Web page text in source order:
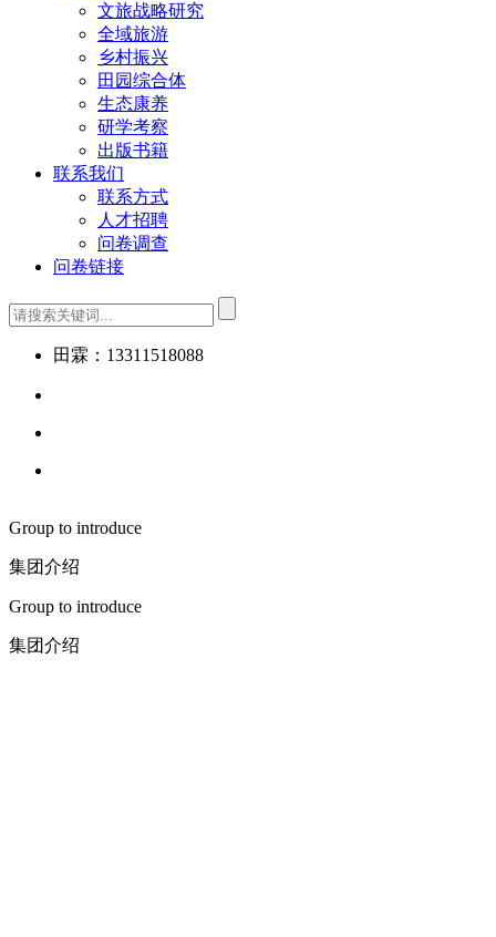
文旅战略研究
全域旅游
乡村振兴
田园综合体
生态康养
研学考察
出版书籍
联系我们
联系方式
人才招聘
问卷调查
问卷链接
田霖：13311518088
Group to introduce
集团介绍
Group to introduce
集团介绍